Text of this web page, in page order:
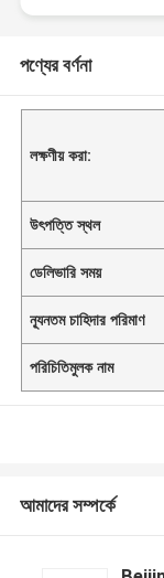
পণ্যের বর্ণনা
লক্ষণীয় করা:
উৎপত্তি স্থল
ডেলিভারি সময়
ন্যূনতম চাহিদার পরিমাণ
পরিচিতিমুলক নাম
আমাদের সম্পর্কে